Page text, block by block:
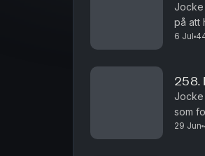
Jocke
på att
6 Jul
258.
Jocke
som
29 Jun